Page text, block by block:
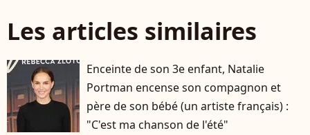
Les articles similaires
Enceinte de son 3e enfant, Natalie
Portman encense son compagnon et
père de son bébé (un artiste français) :
"C'est ma chanson de l'été"